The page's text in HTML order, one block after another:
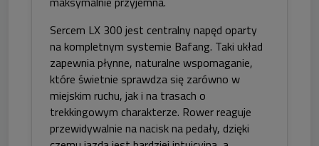
Sercem LX 300 jest centralny napęd oparty
na kompletnym systemie Bafang. Taki układ
zapewnia płynne, naturalne wspomaganie,
które świetnie sprawdza się zarówno w
miejskim ruchu, jak i na trasach o
trekkingowym charakterze. Rower reaguje
przewidywalnie na nacisk na pedały, dzięki